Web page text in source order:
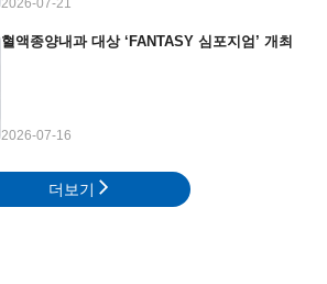
2026-07-21
혈액종양내과 대상 ‘FANTASY 심포지엄’ 개최
2026-07-16
더보기